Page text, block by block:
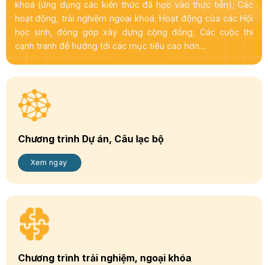
khoá (ứng dụng các kiến thức đã học vào thực tiễn); Các
hoạt động, trải nghiệm ngoại khoá; Hoạt động của các Hội
học sinh, đóng góp xây dựng cộng đồng; Các cuộc thi
cạnh tranh để hướng tới các mục tiêu cao hơn…
Chương trình Dự án, Câu lạc bộ
Xem ngay
Chương trình trải nghiệm, ngoại khóa